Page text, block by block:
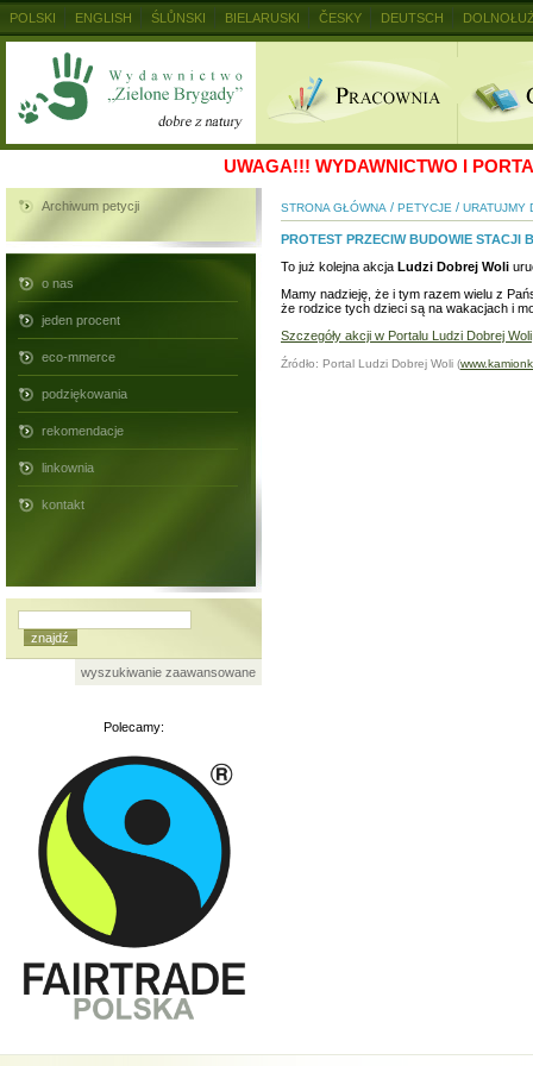
UWAGA!!! WYDAWNICTWO I
Archiwum petycji
o nas
jeden procent
eco-mmerce
podziękowania
rekomendacje
linkownia
kontakt
wyszukiwanie zaawansowane
Polecamy:
STRONA GŁÓWNA / PETYCJE / URATUJMY
PROTEST PRZECIW BUDOWIE STACJI
To już kolejna akcja Ludzi Dobrej Woli
Mamy nadzieję, że i tym razem wielu z
że rodzice tych dzieci są na wakacjach i
Szczegóły akcji w Portalu Ludzi Dobrej Woli
Źródło: Portal Ludzi Dobrej Woli (
POLSKI ENGLISH ŚLŮNSKI BIELARUSKI ČESKY DEUTSCH